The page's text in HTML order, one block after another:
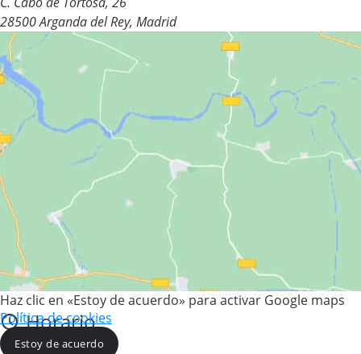
Horario
28500 Arganda del Rey, Madrid
Haz clic en «Estoy de acuerdo» para activar Google maps
Política de cookies
Estoy de acuerdo